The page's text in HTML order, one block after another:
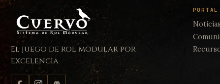
El juego de rol modular por
excelencia
PORTAL
Noticias